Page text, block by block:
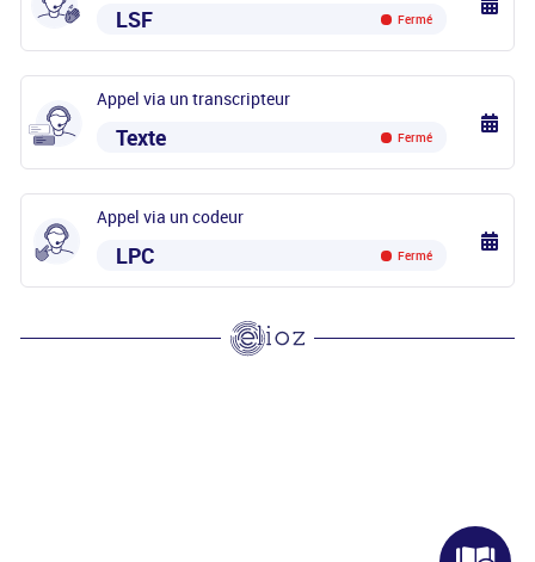
LSF Fermé
Appel via un transcripteur
Texte Fermé
Appel via un codeur
LPC Fermé